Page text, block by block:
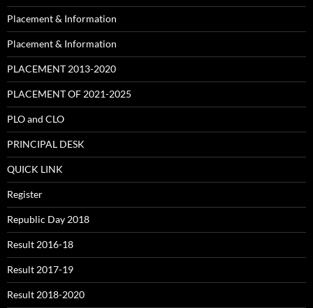
Placement & Information
Placement & Information
PLACEMENT 2013-2020
PLACEMENT OF 2021-2025
PLO and CLO
PRINCIPAL DESK
QUICK LINK
Register
Republic Day 2018
Result 2016-18
Result 2017-19
Result 2018-2020